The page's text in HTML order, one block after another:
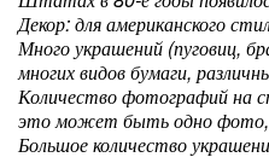
Декор: для американского
Много украшений (пуговиц,
многих видов бумаги,
Количество фотографий на
это может быть одно фото,
Большое количество